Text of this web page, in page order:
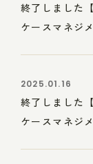
終了しました
ケースマネジ
2025.01.16
終了しました
ケースマネジ